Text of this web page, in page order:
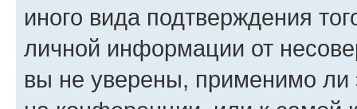
иного вида подтверждения
личной информации от
вы не уверены, применимо ли